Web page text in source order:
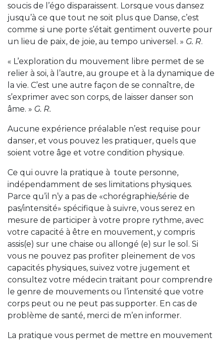
soucis de l’égo disparaissent. Lorsque vous dansez
jusqu’à ce que tout ne soit plus que Danse, c’est
comme si une porte s’était gentiment ouverte pour
un lieu de paix, de joie, au tempo universel. » G. R.
« L’exploration du mouvement libre permet de se
relier à soi, à l’autre, au groupe et à la dynamique de
la vie. C’est une autre façon de se connaître, de
s’exprimer avec son corps, de laisser danser son
âme. » G. R.
Aucune expérience préalable n’est requise pour
danser, et vous pouvez les pratiquer, quels que
soient votre âge et votre condition physique.
Ce qui ouvre la pratique à toute personne,
indépendamment de ses limitations physiques.
Parce qu’il n’y a pas de «chorégraphie/série de
pas/intensité» spécifique à suivre, vous serez en
mesure de participer à votre propre rythme, avec
votre capacité à être en mouvement, y compris
assis(e) sur une chaise ou allongé (e) sur le sol. Si
vous ne pouvez pas profiter pleinement de vos
capacités physiques, suivez votre jugement et
consultez votre médecin traitant pour comprendre
le genre de mouvements ou l’intensité que votre
corps peut ou ne peut pas supporter. En cas de
problème de santé, merci de m’en informer.
La pratique vous permet de mettre en mouvement